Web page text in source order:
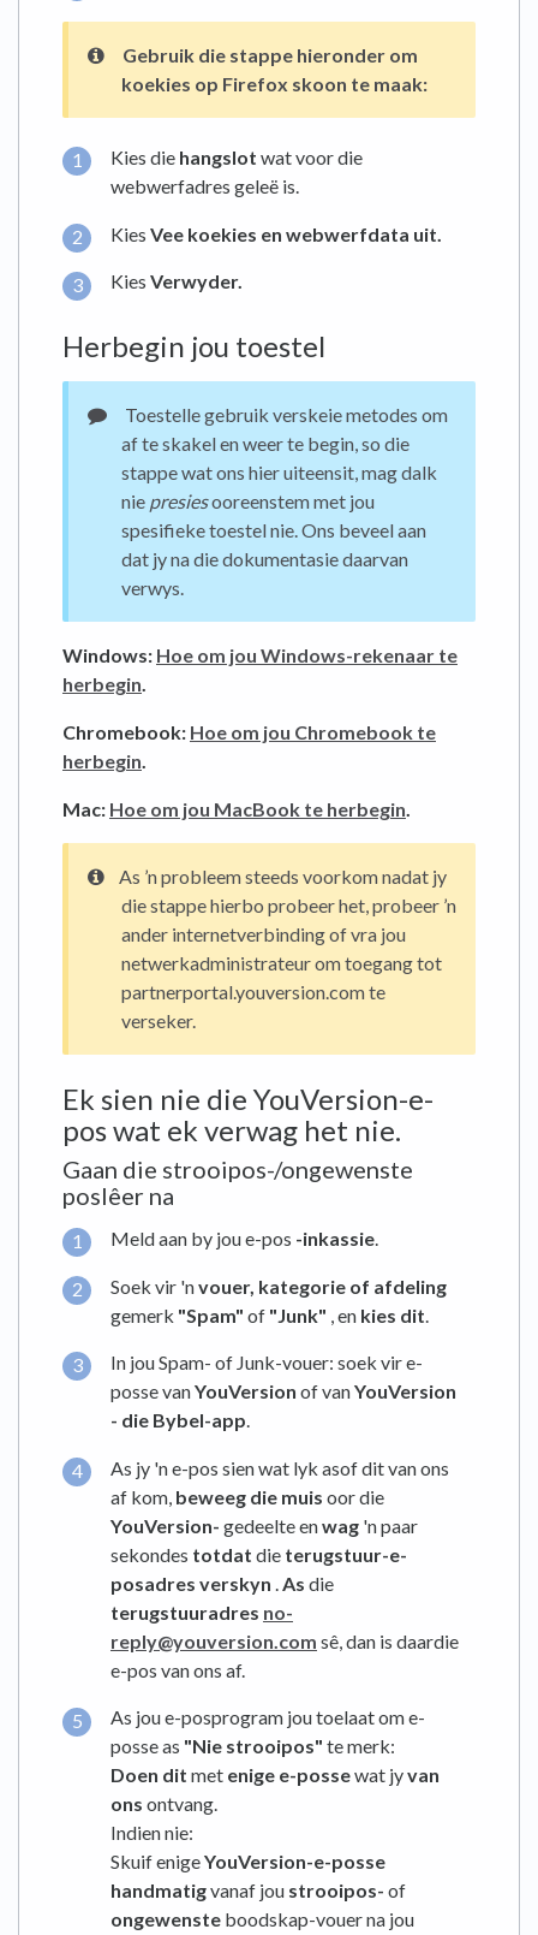
Gebruik die stappe hieronder om
koekies op Firefox skoon te maak:
Kies die hangslot wat voor die
webwerfadres geleë is.
Kies Vee koekies en webwerfdata uit.
Kies Verwyder.
Herbegin jou toestel
Toestelle gebruik verskeie metodes om
af te skakel en weer te begin, so die
stappe wat ons hier uiteensit, mag dalk
nie presiesooreenstem met jou
spesifieke toestel nie. Ons beveel aan
dat jy na die dokumentasie daarvan
verwys.
Windows: Hoe om jou Windows-rekenaar te
herbegin.
Chromebook: Hoe om jou Chromebook te
herbegin.
Mac: Hoe om jou MacBook te herbegin.
As ’n probleem steeds voorkom nadat jy
die stappe hierbo probeer het, probeer ’n
ander internetverbinding of vra jou
netwerkadministrateur om toegang tot
partnerportal.youversion.com te
verseker.
Ek sien nie die YouVersion-e-
pos wat ek verwag het nie.
Gaan die strooipos-/ongewenste
poslêer na
Meld aan by jou e-pos -inkassie.
Soek vir 'nvouer, kategorie of afdeling
gemerk "Spam" of "Junk" , en kies dit
In jou Spam- of Junk-vouer: soek vir e-
posse vanYouVersion of vanYouVersion
- die Bybel-app.
As jy 'n e-pos sien wat lyk asof dit van ons
af kom, beweeg die muis oor die
YouVersion- gedeelte enwag 'n paar
sekondes totdat die terugstuur-e-
posadres verskyn As die
terugstuuradres no-
reply@youversion.com sê, dan is daardie
e-pos van ons af.
As jou e-posprogram jou toelaat om e-
posse as "Nie strooipos" te merk:
Doen dit met enige e-possewat jyvan
ons ontvang.
Indien nie:
Skuif enigeYouVersion-e-posse
handmatigvanaf jou strooipos- of
ongewenste boodskap-vouer na jou